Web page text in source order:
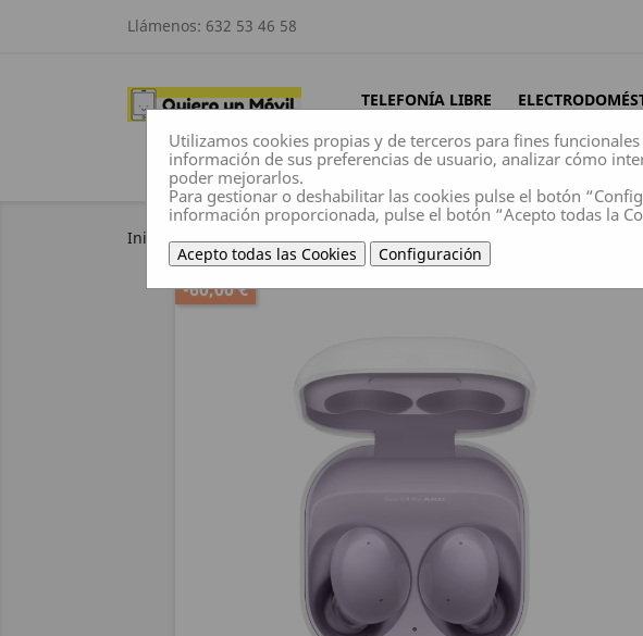
Llámenos: 632 53 46 58
TELEFONÍA LIBRE
Inicio Sonido auriculares Auriculares inalambricos
-60,00 €
Utilizamos cookies propias y de terceros para fines
información de sus preferencias de usuario, analizar cómo
poder mejorarlos.
Para gestionar o deshabilitar las cookies pulse el botón
información proporcionada, pulse el botón “Acepto todas la
Acepto todas las Cookies Configuración